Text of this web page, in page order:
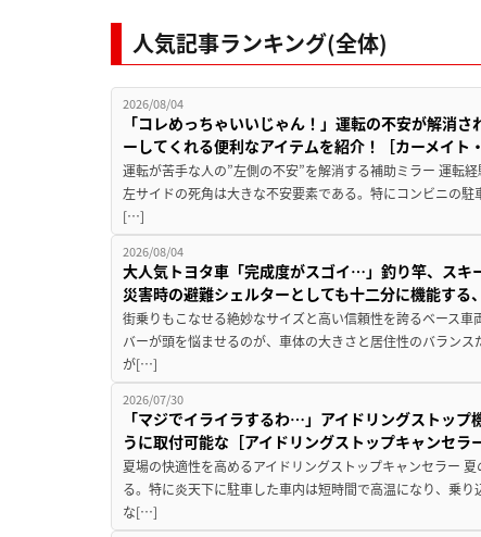
人気記事ランキング(全体)
2026/08/04
「コレめっちゃいいじゃん！」運転の不安が解消
ーしてくれる便利なアイテムを紹介！［カーメイト
運転が苦手な人の”左側の不安”を解消する補助ミラー 運転
左サイドの死角は大きな不安要素である。特にコンビニの
[…]
2026/08/04
大人気トヨタ車「完成度がスゴイ…」釣り竿、スキ
災害時の避難シェルターとしても十二分に機能する
街乗りもこなせる絶妙なサイズと高い信頼性を誇るベース
バーが頭を悩ませるのが、車体の大きさと居住性のバラン
が[…]
2026/07/30
「マジでイライラするわ…」アイドリングストッ
うに取付可能な［アイドリングストップキャンセラ
夏場の快適性を高めるアイドリングストップキャンセラー
る。特に炎天下に駐車した車内は短時間で高温になり、乗
な[…]